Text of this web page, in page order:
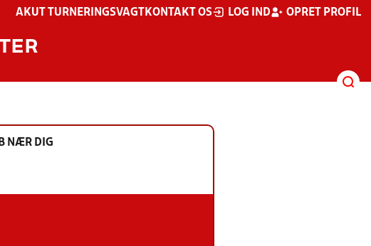
AKUT TURNERINGSVAGT KONTAKT OS LOG IND OPRET PROFIL
NÆR DIG